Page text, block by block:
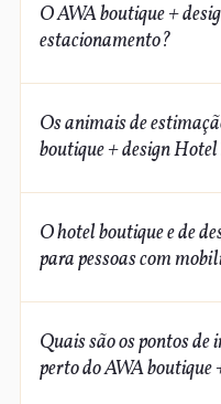
camas extra
O AWA boutique +
estacionamento?
estacionamento
Os animais de
boutique + design
cães-guia
O hotel boutique e de
para pessoas com
pessoas
Quais são os pontos de
perto do AWA boutique